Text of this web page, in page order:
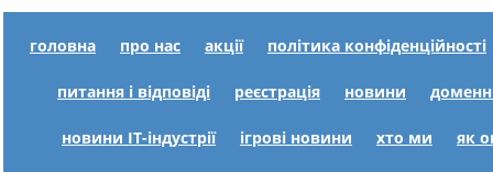
головна про нас акції політика конфіденційності
питання і відповіді реєстрація новини
новини IT-індустрії ігрові новини хто ми як